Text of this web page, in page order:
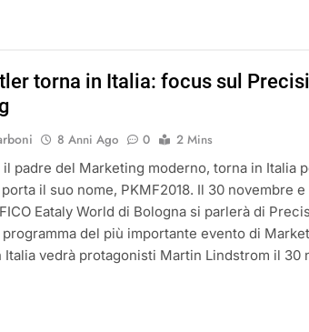
torna in Italia: focus sul
8 Anni Ago 0
2 Mins
il padre del Marketing moderno, torna in Italia
il suo nome, PKMF2018. Il 30 novembre e
Eataly World di Bologna si parlerà di
del più importante evento di
Italia vedrà protagonisti Martin Lindstrom il 30